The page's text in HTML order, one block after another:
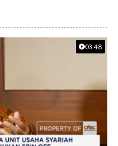
03:48